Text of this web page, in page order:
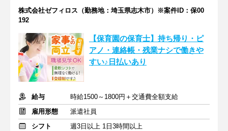
株式会社ゼフィロス（勤務地：埼玉県志木市）※案件ID：保00
192
【保育園の保育士】持ち帰り・ピ
アノ・連絡帳・残業ナシで働きや
すい♪日払いあり
給与
時給1500～1800円＋交通費全額支給
雇用形態
派遣社員
シフト
週3日以上 1日3時間以上